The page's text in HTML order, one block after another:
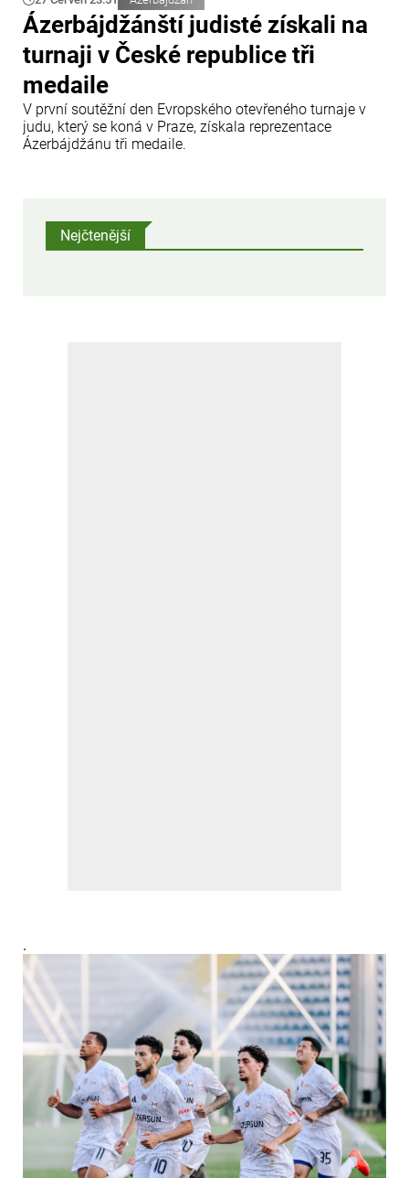
Ázerbájdžánští judisté získali na
turnaji v České republice tři
medaile
V první soutěžní den Evropského otevřeného turnaje v
judu, který se koná v Praze, získala reprezentace
Ázerbájdžánu tři medaile.
Nejčtenější
.